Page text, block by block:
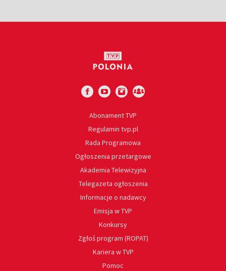
Abonament TVP
Regulamin tvp.pl
Rada Programowa
Ogłoszenia przetargowe
Akademia Telewizyjna
Telegazeta ogłoszenia
Informacje o nadawcy
Emisja w TVP
Konkursy
Zgłoś program (ROPAT)
Kariera w TVP
Pomoc